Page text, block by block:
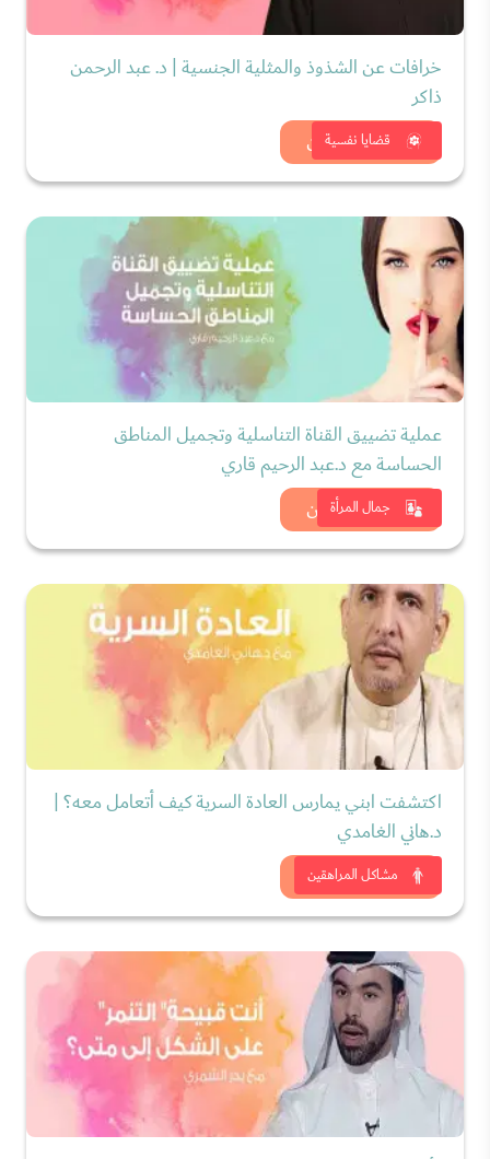
قضايا نفسية
خرافات عن الشذوذ والمثلية الجنسية | د. عبد الرحمن
ذاكر
شاهد الان
جمال المرأة
عملية تضييق القناة التناسلية وتجميل المناطق
الحساسة مع د.عبد الرحيم قاري
شاهد الان
مشاكل المراهقين
اكتشفت ابني يمارس العادة السرية كيف أتعامل معه؟ |
د.هاني الغامدي
شاهد الان